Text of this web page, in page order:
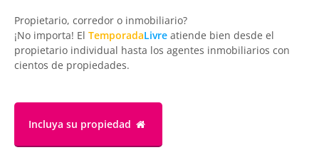
Propietario, corredor o inmobiliario?
¡No importa! El TemporadaLivre atiende bien desde el
propietario individual hasta los agentes inmobiliarios con
cientos de propiedades.
Incluya su propiedad